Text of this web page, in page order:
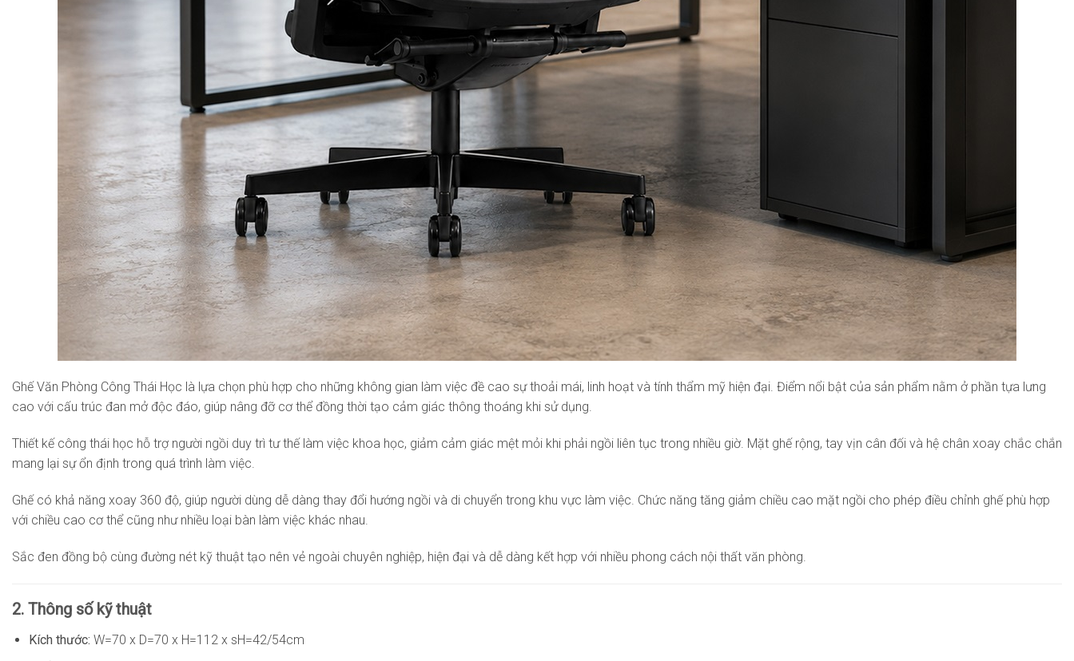
Ghế Văn Phòng Công Thái Học là lựa chọn phù hợp cho những không gian làm việc đề cao sự thoải mái, linh hoạt và tính thẩm mỹ hiện đại. Điểm nổi bật của sản phẩm nằm ở phần tựa lưng
cao với cấu trúc đan mở độc đáo, giúp nâng đỡ cơ thể đồng thời tạo cảm giác thông thoáng khi sử dụng.
Thiết kế công thái học hỗ trợ người ngồi duy trì tư thế làm việc khoa học, giảm cảm giác mệt mỏi khi phải ngồi liên tục trong nhiều giờ. Mặt ghế rộng, tay vịn cân đối và hệ chân xoay chắc chắn
mang lại sự ổn định trong quá trình làm việc.
Ghế có khả năng xoay 360 độ, giúp người dùng dễ dàng thay đổi hướng ngồi và di chuyển trong khu vực làm việc. Chức năng tăng giảm chiều cao mặt ngồi cho phép điều chỉnh ghế phù hợp
với chiều cao cơ thể cũng như nhiều loại bàn làm việc khác nhau.
Sắc đen đồng bộ cùng đường nét kỹ thuật tạo nên vẻ ngoài chuyên nghiệp, hiện đại và dễ dàng kết hợp với nhiều phong cách nội thất văn phòng.
2. Thông số kỹ thuật
Kích thước: W=70 x D=70 x H=112 x sH=42/54cm